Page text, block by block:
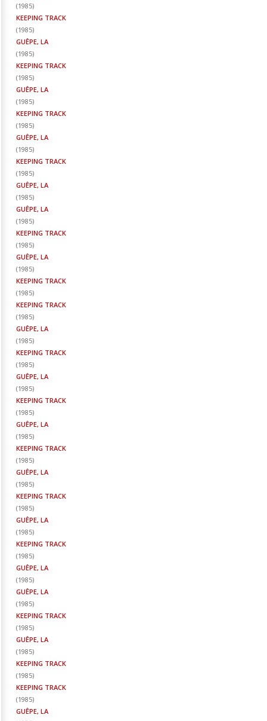
(1985)
KEEPING TRACK
(1985)
GUÊPE, LA
(1985)
KEEPING TRACK
(1985)
GUÊPE, LA
(1985)
KEEPING TRACK
(1985)
GUÊPE, LA
(1985)
KEEPING TRACK
(1985)
GUÊPE, LA
(1985)
GUÊPE, LA
(1985)
KEEPING TRACK
(1985)
GUÊPE, LA
(1985)
KEEPING TRACK
(1985)
KEEPING TRACK
(1985)
GUÊPE, LA
(1985)
KEEPING TRACK
(1985)
GUÊPE, LA
(1985)
KEEPING TRACK
(1985)
GUÊPE, LA
(1985)
KEEPING TRACK
(1985)
GUÊPE, LA
(1985)
KEEPING TRACK
(1985)
GUÊPE, LA
(1985)
KEEPING TRACK
(1985)
GUÊPE, LA
(1985)
GUÊPE, LA
(1985)
KEEPING TRACK
(1985)
GUÊPE, LA
(1985)
KEEPING TRACK
(1985)
KEEPING TRACK
(1985)
GUÊPE, LA